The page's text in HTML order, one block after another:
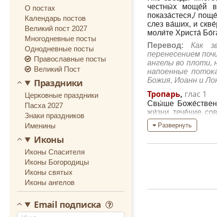
честны́х моще́й
показа́стеся,/
слез ва́ших, и
моли́те Христа́
Перевод:
Как
перенесением
ангелы во плоти,
напоенные
Божия, Иоанн и
Тропарь, глас 1
Свы́ше
жи́зни тече́ние
приходя́щим к
тя в чудесе́х,//
Перевод:
благодать
тебе силу,
Кондак,глас 8
Развернуть
О постах
Календарь постов
Великий пост 2027
Многодневные посты
Однодневные посты
Православные посты
Великий Пост
Праздники
Церковные праздники
Пасха 2027
Знаки праздников
Именины
Иконы
Иконы Спасителя
Иконы Богородицы
Иконы святых
Иконы ангелов
Email подписка